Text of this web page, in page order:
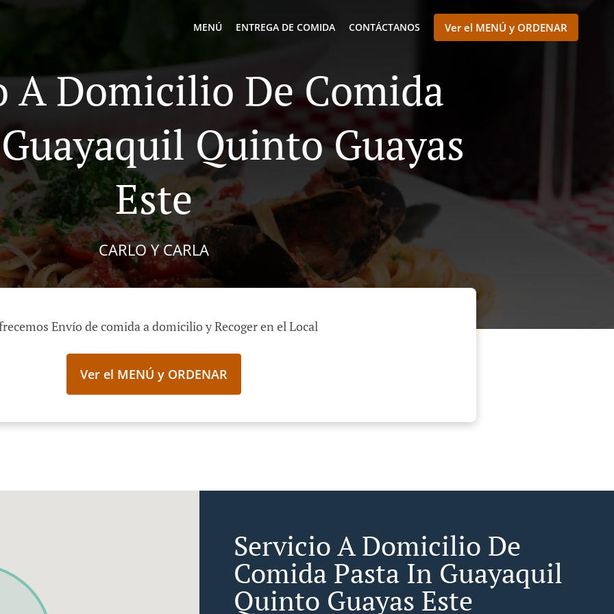
MENÚ ENTREGA DE COMIDA CONTÁCTANOS Ver el MENÚ y ORDENAR
A Domicilio De Comida
Quinto Guayas
Este
CARLO Y CARLA
Envío de comida a domicilio y Recoger en el Local
Ver el MENÚ y ORDENAR
Servicio A Domicilio De
Comida Pasta In Guayaquil
Quinto Guayas Este